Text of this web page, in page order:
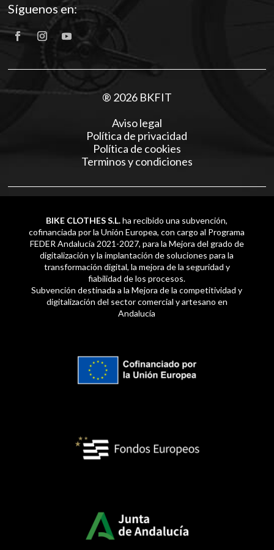
Síguenos en:
® 2026 BKFIT
Aviso legal
Política de privacidad
Política de cookies
Terminos y condiciones
BIKE CLOTHES S.L.ha recibido una subvención,
cofinanciada por la Unión Europea, con cargo al Programa
FEDER Andalucía 2021-2027, para la Mejora del grado de
digitalización y la implantación de soluciones para la
transformación digital, la mejora de la seguridad y
fiabilidad de los procesos.
Subvención destinada a la Mejora de la competitividad y
digitalización del sector comercial y artesano en
Andalucía